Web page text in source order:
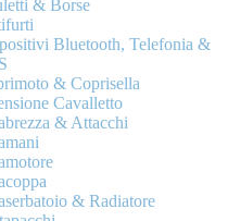
& Borse
Bluetooth, Telefonia &
& Coprisella
Cavalletto
& Attacchi
& Radiatore